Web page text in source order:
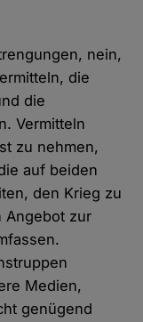
nein,
die
die
Vermitteln
zu nehmen,
auf beiden
den Krieg zu
Angebot zur
Medien,
genügend